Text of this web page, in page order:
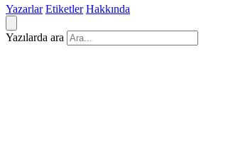
Yazarlar Etiketler Hakkında
Yazılarda ara